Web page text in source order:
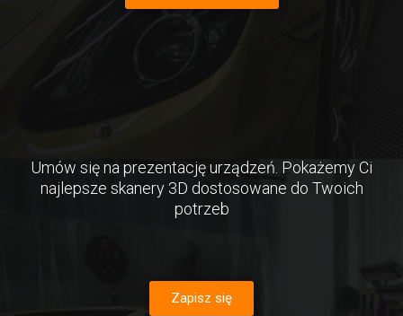
Umów się na prezentację urządzeń. Pokażemy Ci
najlepsze skanery 3D dostosowane do Twoich
potrzeb
Zapisz się